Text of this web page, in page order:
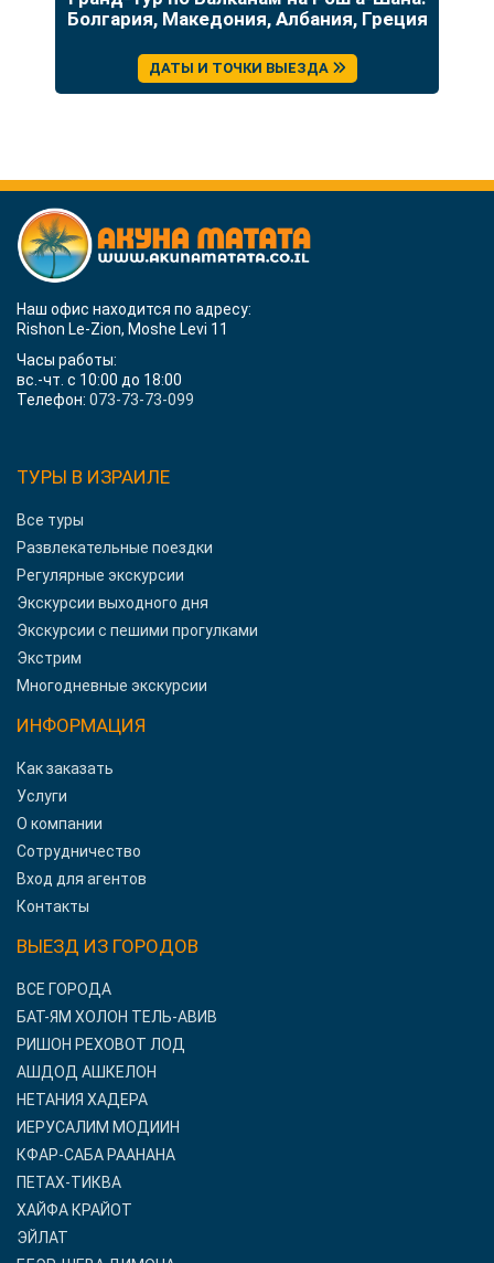
Болгария, Македония, Албания, Греция
ДАТЫ И ТОЧКИ ВЫЕЗДА
Наш офис находится по адресу:
Rishon Le-Zion, Moshe Levi 11
Часы работы:
вс.-чт. с 10:00 до 18:00
Телефон: 073-73-73-099
ТУРЫ В ИЗРАИЛЕ
Все туры
Развлекательные поездки
Регулярные экскурсии
Экскурсии выходного дня
Экскурсии с пешими прогулками
Экстрим
Многодневные экскурсии
ИНФОРМАЦИЯ
Как заказать
Услуги
О компании
Сотрудничество
Вход для агентов
Контакты
ВЫЕЗД ИЗ ГОРОДОВ
ВСЕ ГОРОДА
БАТ-ЯМ ХОЛОН ТЕЛЬ-АВИВ
РИШОН РЕХОВОТ ЛОД
АШДОД АШКЕЛОН
НЕТАНИЯ ХАДЕРА
ИЕРУСАЛИМ МОДИИН
КФАР-САБА РААНАНА
ПЕТАХ-ТИКВА
ХАЙФА КРАЙОТ
ЭЙЛАТ